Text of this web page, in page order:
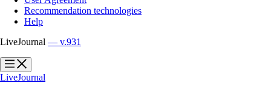
Recommendation technologies
Help
LiveJournal — v.931
?
?
LiveJournal